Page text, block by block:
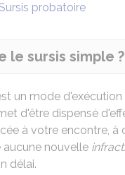
probatoire
le sursis simple ?
un mode d'exécution
d'être dispensé
à votre encontre, à
nouvelle
délai.